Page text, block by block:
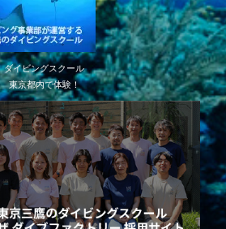
ダイビングスクール
東京都内で体験！